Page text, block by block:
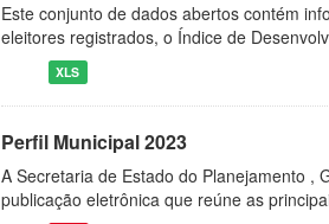
Este conjunto de dados abertos contém
eleitores registrados, o Índice de
XLS
Perfil Municipal 2023
A Secretaria de Estado do Planejamento ,
publicação eletrônica que reúne as